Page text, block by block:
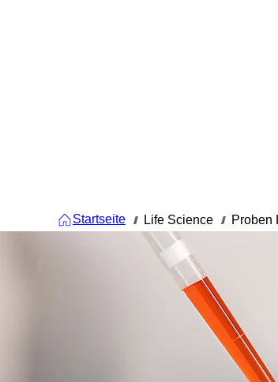
Startseite /// Life Science /// Proben